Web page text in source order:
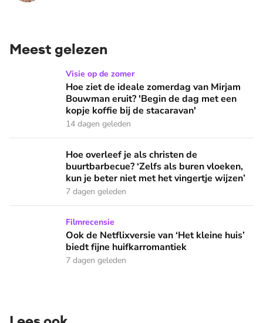
Meest gelezen
Hoe ziet de ideale zomerdag van Mirjam Bouwman eruit?
Visie op de zomer
Hoe ziet de ideale zomerdag van Mirjam
Bouwman eruit? 'Begin de dag met een
kopje koffie bij de stacaravan'
14 dagen geleden
Hoe overleef je als christen de buurtbarbecue? ‘Zelfs als
Hoe overleef je als christen de
buurtbarbecue? ‘Zelfs als buren vloeken,
kun je beter niet met het vingertje wijzen’
7 dagen geleden
Ook de Netflixversie van ‘Het kleine huis’ biedt fijne
Filmrecensie
Ook de Netflixversie van ‘Het kleine huis’
biedt fijne huifkarromantiek
7 dagen geleden